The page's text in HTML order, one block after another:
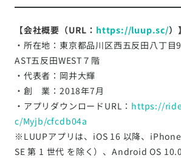
【会社概要（URL： https://luup.sc/）】
・所在地：東京都品川区西五反田八丁
AST五反田WEST７階
・代表者：岡井大輝
・創 業：2018年7月
・アプリダウンロードURL： https://
c/Myjb/cfcdb04a
※LUUPアプリは、iOS 16 以降、
SE 第 1 世代 を除く）、Android OS